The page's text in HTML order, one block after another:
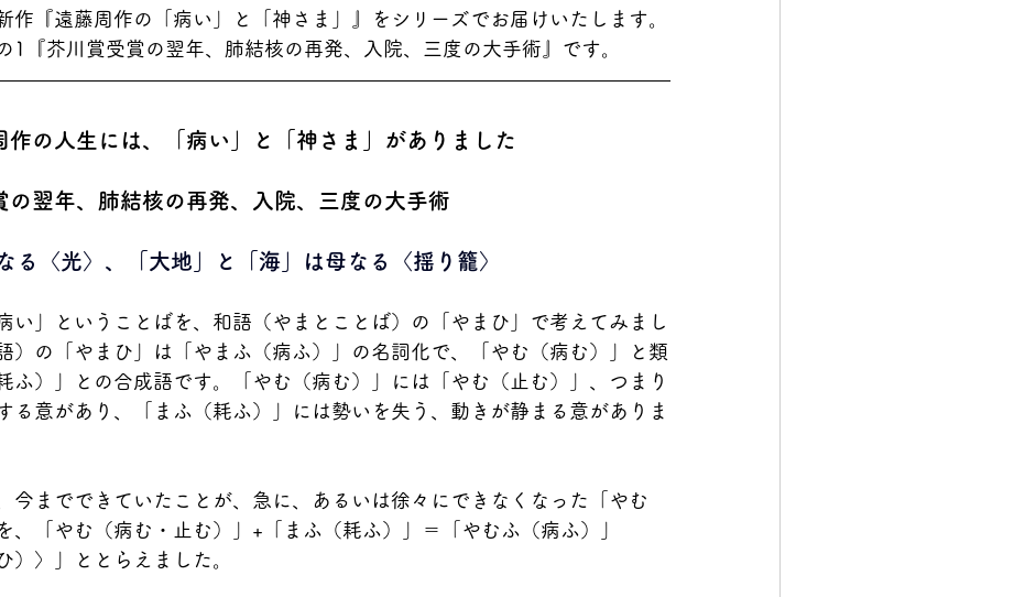
『遠藤周作の「病い」と「神さま」』をシリーズでお届けいたします。
1 『芥川賞受賞の翌年、肺結核の再発、入院、三度の大手術 』です。
作の人生には、「病い」と「神さま」がありました
の翌年、肺結核の再発、入院、三度の大手術
〈光〉、「大地」と「海」は母なる〈揺り籠〉
」ということばを、和語（やまとことば）の「やまひ」で考えてみまし
）の「やまひ」は「やまふ（病ふ）」の名詞化で、「やむ（病む）」と類
ふ）」との合成語です。「やむ（病む）」には「やむ（止む）」、つまり
る意があり、「まふ（耗ふ）」には勢いを失う、動きが静まる意がありま
までできていたことが、急に、あるいは徐々にできなくなった「やむ
、「やむ（病む・止む）」+「まふ（耗ふ）」＝「やむふ（病ふ）」
〉」ととらえました。